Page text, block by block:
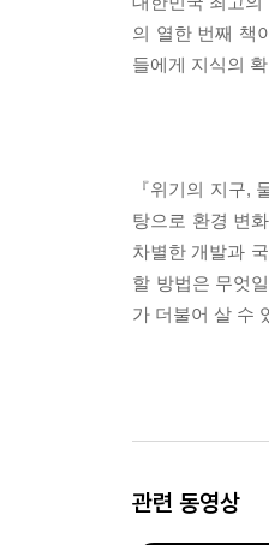
의 열한 번째 책
들에게 지식의
『위기의 지구,
탕으로 환경 변
차별한 개발과
할 방법은 무엇
가 더불어 살 수
관련 동영상